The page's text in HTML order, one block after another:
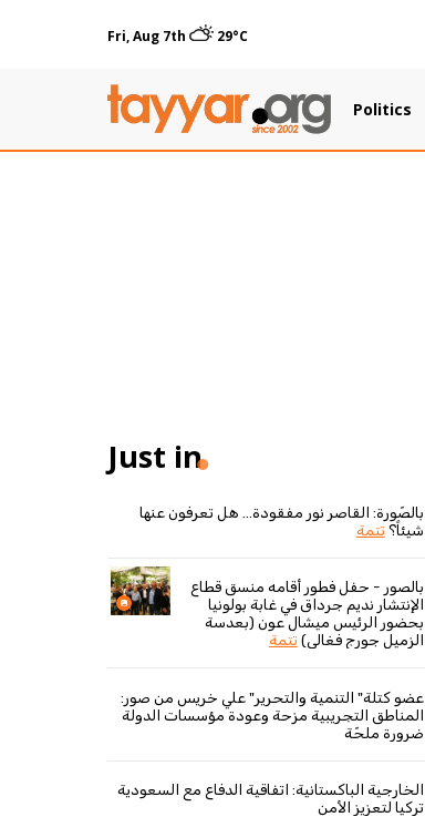
Fri, Aug 7th 29°C
Politics
Just in
بالصّورة: القاصر نور مفقودة... هل تعرفون عنها
شيئاً؟تتمة
بالصور - حفل فطور أقامه منسق قطاع
الإنتشار نديم جرداق في غابة بولونيا
بحضور الرئيس ميشال عون (بعدسة
الزميل جورج فغالي)تتمة
عضو كتلة" التنمية والتحرير" علي خريس من صور:
المناطق التجريبية مزحة وعودة مؤسسات الدولة
ضرورة ملحّة
الخارجية الباكستانية: اتفاقية الدفاع مع السعودية
تركيا لتعزيز الأمن